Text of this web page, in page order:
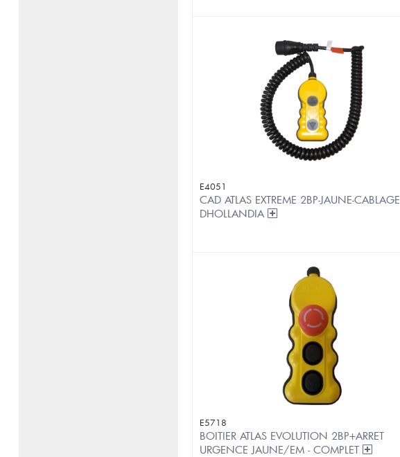
E4051
CAD ATLAS EXTREME 2BP-JAUNE-CABLAGE
DHOLLANDIA
E5718
BOITIER ATLAS EVOLUTION 2BP+ARRET
URGENCE JAUNE/EM - COMPLET